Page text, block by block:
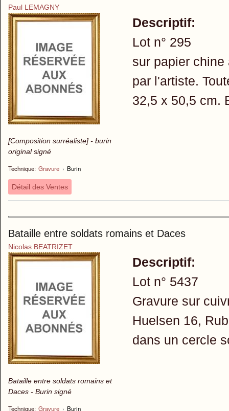
Paul LEMAGNY
[Composition surréaliste] - burin
original signé
Technique: Gravure › Burin
Descriptif:
Lot n° 295
sur papier
par l'artiste.
32,5 x 50,5 cm.
Détail des Ventes
Bataille entre soldats romains et Daces
Nicolas BEATRIZET
Bataille entre soldats romains et
Daces - Burin signé
Technique: Gravure › Burin
Descriptif:
Lot n° 5437
Gravure sur
Huelsen 16,
dans un cercle